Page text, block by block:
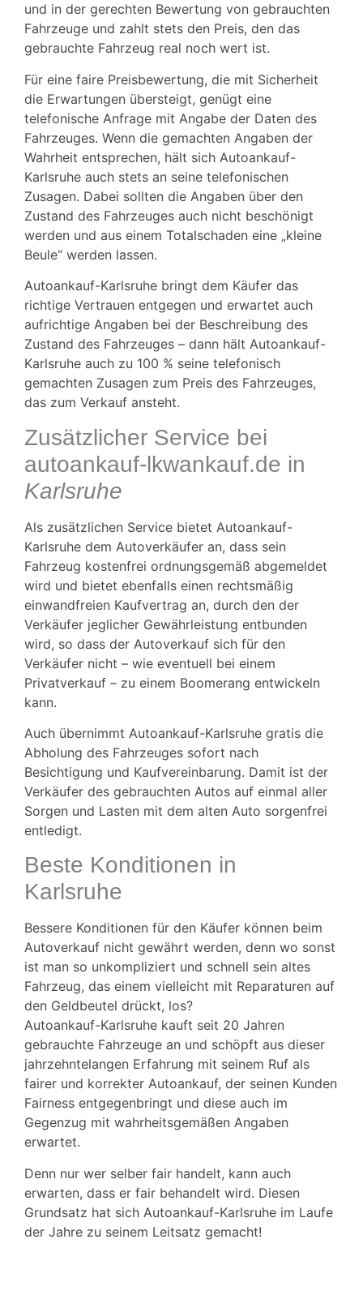
und in der gerechten Bewertung von gebrauchten
Fahrzeuge und zahlt stets den Preis, den das
gebrauchte Fahrzeug real noch wert ist.
Für eine faire Preisbewertung, die mit Sicherheit
die Erwartungen übersteigt, genügt eine
telefonische Anfrage mit Angabe der Daten des
Fahrzeuges. Wenn die gemachten Angaben der
Wahrheit entsprechen, hält sich Autoankauf-
Karlsruhe auch stets an seine telefonischen
Zusagen. Dabei sollten die Angaben über den
Zustand des Fahrzeuges auch nicht beschönigt
werden und aus einem Totalschaden eine „kleine
Beule“ werden lassen.
Autoankauf-Karlsruhe bringt dem Käufer das
richtige Vertrauen entgegen und erwartet auch
aufrichtige Angaben bei der Beschreibung des
Zustand des Fahrzeuges – dann hält Autoankauf-
Karlsruhe auch zu 100 % seine telefonisch
gemachten Zusagen zum Preis des Fahrzeuges,
das zum Verkauf ansteht.
Zusätzlicher Service bei
autoankauf-lkwankauf.de in
Karlsruhe
Als zusätzlichen Service bietet Autoankauf-
Karlsruhe dem Autoverkäufer an, dass sein
Fahrzeug kostenfrei ordnungsgemäß abgemeldet
wird und bietet ebenfalls einen rechtsmäßig
einwandfreien Kaufvertrag an, durch den der
Verkäufer jeglicher Gewährleistung entbunden
wird, so dass der Autoverkauf sich für den
Verkäufer nicht – wie eventuell bei einem
Privatverkauf – zu einem Boomerang entwickeln
kann.
Auch übernimmt Autoankauf-Karlsruhe gratis die
Abholung des Fahrzeuges sofort nach
Besichtigung und Kaufvereinbarung. Damit ist der
Verkäufer des gebrauchten Autos auf einmal aller
Sorgen und Lasten mit dem alten Auto sorgenfrei
entledigt.
Beste Konditionen in
Karlsruhe
Bessere Konditionen für den Käufer können beim
Autoverkauf nicht gewährt werden, denn wo sonst
ist man so unkompliziert und schnell sein altes
Fahrzeug, das einem vielleicht mit Reparaturen auf
den Geldbeutel drückt, los?
Autoankauf-Karlsruhe kauft seit 20 Jahren
gebrauchte Fahrzeuge an und schöpft aus dieser
jahrzehntelangen Erfahrung mit seinem Ruf als
fairer und korrekter Autoankauf, der seinen Kunden
Fairness entgegenbringt und diese auch im
Gegenzug mit wahrheitsgemäßen Angaben
erwartet.
Denn nur wer selber fair handelt, kann auch
erwarten, dass er fair behandelt wird. Diesen
Grundsatz hat sich Autoankauf-Karlsruhe im Laufe
der Jahre zu seinem Leitsatz gemacht!